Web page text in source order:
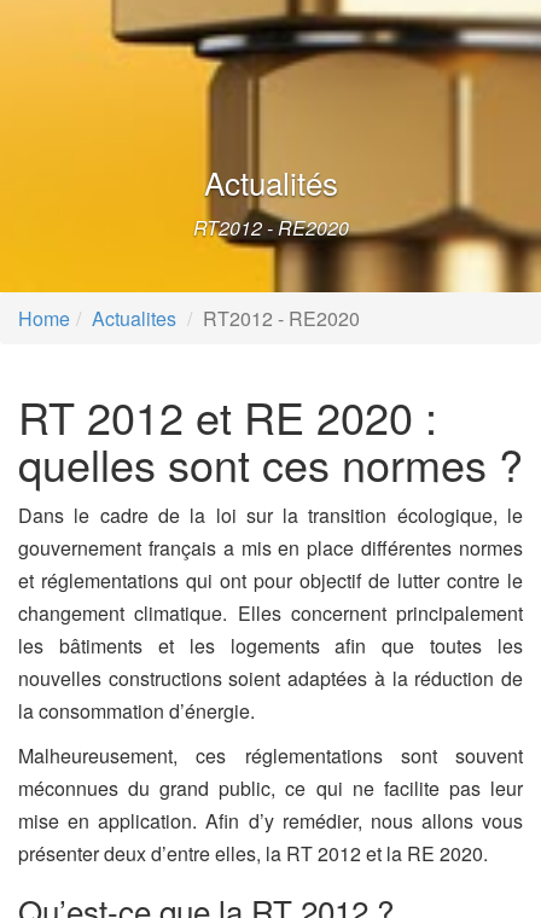
Actualités
RT2012 - RE2020
Home Actualites RT2012 - RE2020
RT 2012 et RE 2020 :
quelles sont ces normes ?
Dans le cadre de la loi sur la transition écologique, le
gouvernement français a mis en place différentes normes
et réglementations qui ont pour objectif de lutter contre le
changement climatique. Elles concernent principalement
les bâtiments et les logements afin que toutes les
nouvelles constructions soient adaptées à la réduction de
la consommation d’énergie.
Malheureusement, ces réglementations sont souvent
méconnues du grand public, ce qui ne facilite pas leur
mise en application. Afin d’y remédier, nous allons vous
présenter deux d’entre elles, la RT 2012 et la RE 2020.